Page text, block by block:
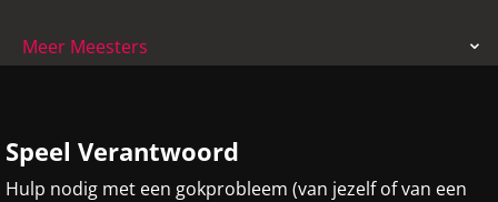
Meer Meesters
Speel Verantwoord
Hulp nodig met een gokprobleem (van jezelf of van een